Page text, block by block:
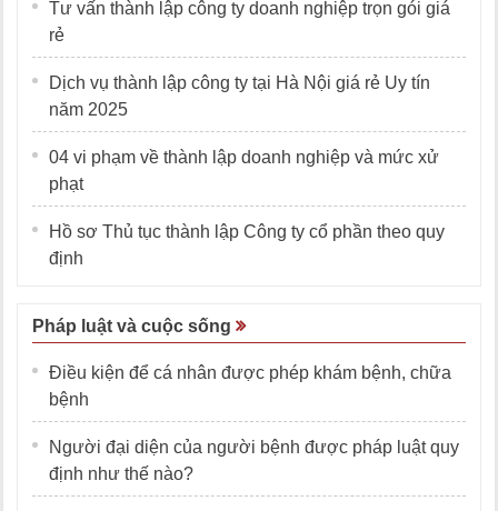
Tư vấn thành lập công ty doanh nghiệp trọn gói giá
rẻ
Dịch vụ thành lập công ty tại Hà Nội giá rẻ Uy tín
năm 2025
04 vi phạm về thành lập doanh nghiệp và mức xử
phạt
Hồ sơ Thủ tục thành lập Công ty cổ phần theo quy
định
Pháp luật và cuộc sống
Điều kiện để cá nhân được phép khám bệnh, chữa
bệnh
Người đại diện của người bệnh được pháp luật quy
định như thế nào?